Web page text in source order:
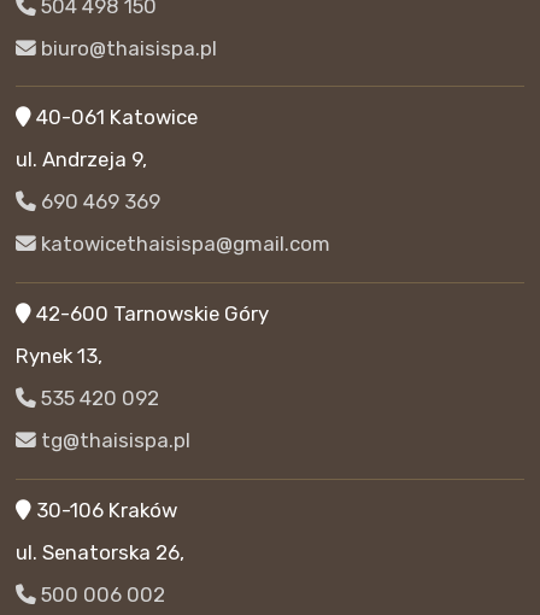
504 498 150
biuro@thaisispa.pl
40-061 Katowice
ul. Andrzeja 9,
690 469 369
katowicethaisispa@gmail.com
42-600 Tarnowskie Góry
Rynek 13,
535 420 092
tg@thaisispa.pl
30-106 Kraków
ul. Senatorska 26,
500 006 002